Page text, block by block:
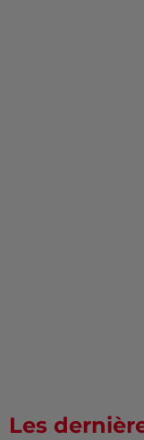
Les